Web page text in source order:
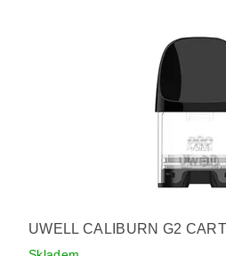
UWELL CALIBURN G2